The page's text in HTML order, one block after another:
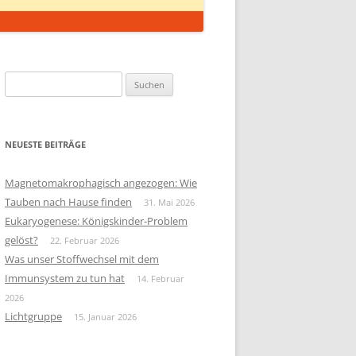
nach:
NEUESTE BEITRÄGE
Magnetomakrophagisch angezogen: Wie
Tauben nach Hause finden
31. Mai 2026
Eukaryogenese: Königskinder-Problem
gelöst?
22. Februar 2026
Was unser Stoffwechsel mit dem
Immunsystem zu tun hat
14. Februar
2026
Lichtgruppe 15. Januar 2026